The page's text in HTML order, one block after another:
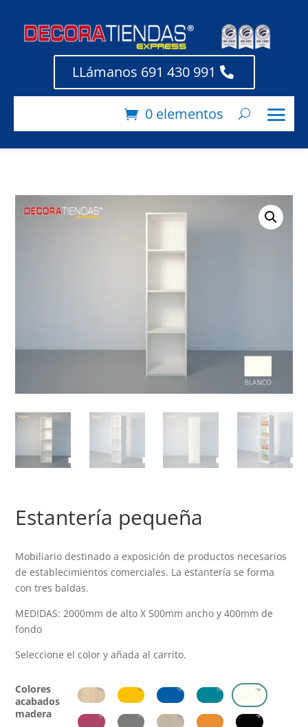
LLámanos 691 430 991
0 elementos
Estantería pequeña
Mobiliario destinado a exposición de productos necesarios
de establecimientos comerciales. La estantería se forma
con tres baldas.
MEDIDAS: 2000mm de alto X 500mm ancho y 400mm de
fondo
Seleccione el color y añada al carrito.
Colores
acabados
madera